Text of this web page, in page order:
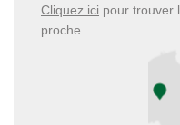
Cliquez ici pour trouver
proche